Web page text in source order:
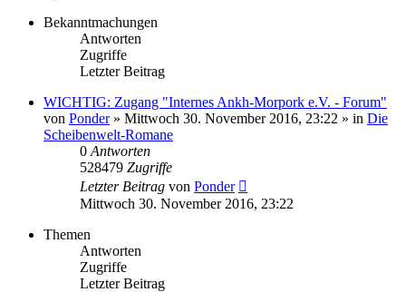
Bekanntmachungen
Antworten
Zugriffe
Letzter Beitrag
WICHTIG: Zugang "Internes Ankh-Morpork e.V. - Forum"
von Ponder» Mittwoch 30. November 2016, 23:22 » in Die
Scheibenwelt-Romane
0 Antworten
528479 Zugriffe
Letzter Beitrag von Ponder
Mittwoch 30. November 2016, 23:22
Themen
Antworten
Zugriffe
Letzter Beitrag